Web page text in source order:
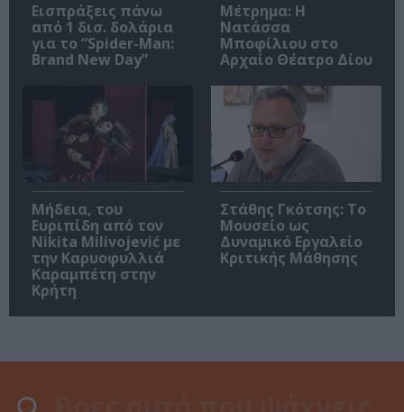
Εισπράξεις πάνω
από 1 δισ. δολάρια
για το “Spider-Man:
Brand New Day”
Μέτρημα: Η
Νατάσσα
Μποφίλιου στο
Αρχαίο Θέατρο Δίου
Μήδεια, του
Ευριπίδη από τον
Nikita Milivojević με
την Καρυοφυλλιά
Καραμπέτη στην
Κρήτη
Στάθης Γκότσης: Το
Μουσείο ως
Δυναμικό Εργαλείο
Κριτικής Μάθησης